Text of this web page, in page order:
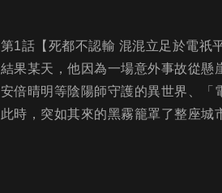
第1話【死都不認輸 混混立足於電祇
結果某天，他因為一場意外事故從懸
安倍晴明等陰陽師守護的異世界、「
此時，突如其來的黑霧籠罩了整座城